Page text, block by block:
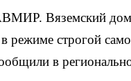
Вяземский дом-
в режиме строгой
в